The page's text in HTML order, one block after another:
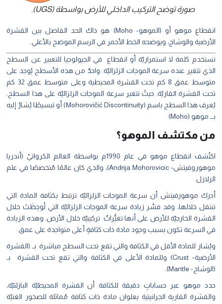
صورة توضح التركيب الداخلي للأرض بواسطة (UGS).
انقطاع موهو أو (الموهو- Moho) هو ذاك الحد الفاصل بين القشرة
الأرضية والوشاح، ويوضحه الخط الأحمر في الرسم الموضح بالأعلي.
تستخدم كلمة لا استمراريّة أو انقطاع في الجيولوجيا للتعبير عن السطح
الذي تتغير عنده سرعة الموجات الزلزاليّة. واحدٌ من هذه الأسطح يُوجد على
متوسط عمق 8 كم تحت القشرة المحيطية وعلى متوسط عمق 32 كم
تحت القشرة القاريّة. حيثُ تتغير سرعة الموجات الزلزاليّة على هذا السطح.
يُعرف هذا السطح باسم (Mohorovičić Discontinuity) أو تبسيطًا يُشارُ إليه
بــ موهو (Moho)
من مكتشف الموهو؟
ا
كتُشف انقطاع موهو في عام 1990م بواسطة العالم الكرواتيّ (أندريا
موهوروفيتش- Andrija Mohorovicic)، والذي كان عالمًا مُتخصصًا في علم
الزلازل.
أدرك موهورفيتش أن سرعة الموجات الزلزاليّة ترتبط بكثافة المادة التي
تنتقل خلالها، وقد فسَّر زيادة سرعة الموجات الزلزاليّة التي لُوحِظَتْ خلال
القشرة الخارجيّة للأرض على أنها تغيُّراتٌ تركيبيّة خلال الأرض. وهذه الزيادة
في السرعة تكون بسبب وجود مادة ذات كثافةٍ أعلى متواجدة على عمق.
ويُشار للمادة الأقل في الكثافة والتي تقع تحت السطح مباشرة بـ (القشرة
الأرضية- Crust) وللمادة الأعلى في الكثافة والتي تقع تحت القشرة بـ
(الوشاح- Mantle).
حدد موهو عبر حساباتٍ دقيقة للكثافة أن القشرة المحيطيّة البازلتيّة،
والقشرة القارية الجرانيتية يعلوان مادة ذات كثافة مُماثلة للصخور الغنيّة